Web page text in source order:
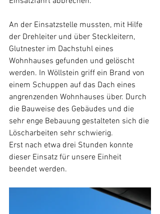
An der Einsatzstelle mussten, mit Hilfe
der Drehleiter und über Steckleitern,
Glutnester im Dachstuhl eines
Wohnhauses gefunden und gelöscht
werden. In Wöllstein griff ein Brand von
einem Schuppen auf das Dach eines
angrenzenden Wohnhauses über. Durch
die Bauweise des Gebäudes und die
sehr enge Bebauung gestalteten sich die
Löscharbeiten sehr schwierig.
Erst nach etwa drei Stunden konnte
dieser Einsatz für unsere Einheit
beendet werden.